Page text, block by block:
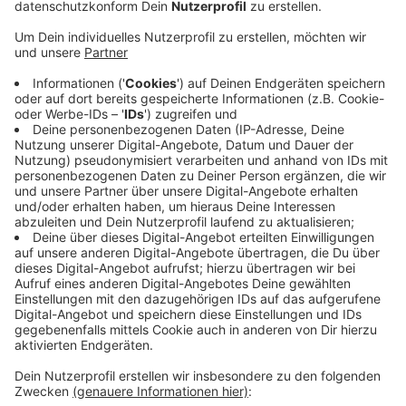
Veröffentlicht:Donnerstag, 16.12.2021 11:15
Anzeige
Auch bei den Eigentumswohnungen ging die
Preisentwicklung nach oben. Der Richtwert für eine
Neubauwohnung liegt in einigen Stadtteilen
mittlerweile bei fast 6.000 Euro pro Quadratmeter. Am
teuersten sind neue Eigentumswohnungen demnach in
der Rheinnähe in Bad Godesberg, es folgen das
Musikerviertel in der Weststadt und Schwarzrheindorf.
Am wenigsten zahlt man für eine neue Wohnung laut
Bericht in Lannesdorf und Röttgen.
DoS
Anzeige